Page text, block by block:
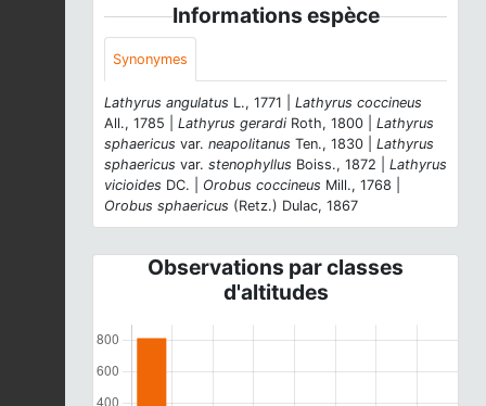
Informations espèce
Synonymes
Lathyrus angulatus L., 1771 | Lathyrus coccineus
All., 1785 | Lathyrus gerardi Roth, 1800 | Lathyrus
sphaericus var. neapolitanus Ten., 1830 | Lathyrus
sphaericus var. stenophyllus Boiss., 1872 | Lathyrus
vicioides DC. | Orobus coccineus Mill., 1768 |
Orobus sphaericus (Retz.) Dulac, 1867
Observations par classes
d'altitudes